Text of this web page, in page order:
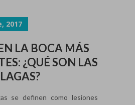
2017
LA BOCA MÁS
¿QUÉ SON LAS
se definen como lesiones